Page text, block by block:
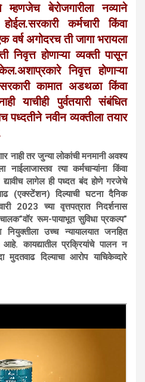
बेरोजगारीला नव्याने
कर्मचारी किंवा
वर्ष अगोदरच ती जागा भरायला
होणाऱ्या व्यक्ती पासून
निवृत्त होणाऱ्या
कामात अडथळा किंवा
याचीही पुर्वतयारी संबंधित
पध्दतीने नवीन व्यक्तीला तयार
नाही तर जुन्या लोकांची मनमानी अवश्य
त्या कर्मचाऱ्यांना किंवा
द्यावीच लागेल ही पध्दत बंद होणे गरजेचे
(एक्स्टेंशन) दिल्याची घटना दैनिक
2023 च्या वृत्तपत्रात निदर्शनास
रूम-पायाभूत सुविधा प्रकल्प”
नियुक्तीला उच्च न्यायालयात जनहित
कायद्यातील प्रक्रियांचे पालन न
मुदतवाढ दिल्याचा आरोप याचिकेव्दारे